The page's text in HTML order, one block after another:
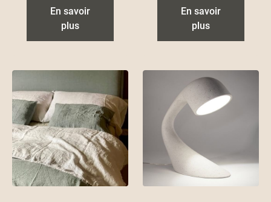
s’approprier et
redécouvrir sans
cesse. Jars c'est des
des vases pour
maison et le tout
fabriqué made in
France.
En savoir
plus
collabore avec
différents artistes
sur des panneaux
de papiers froissés.
En savoir
plus